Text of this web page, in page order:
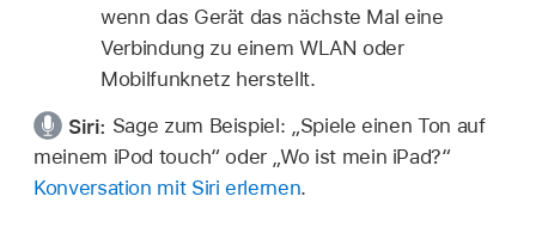
wenn das Gerät das nächste Mal eine
Verbindung zu einem WLAN oder
Mobilfunknetz herstellt.
Siri: Sage zum Beispiel: „Spiele einen Ton auf
meinem iPod touch“ oder „Wo ist mein iPad?“
Konversation mit Siri erlernen.